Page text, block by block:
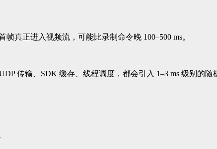
真正进入视频流，可能比录制命令晚 100–500 ms。
传输、SDK 缓存、线程调度，都会引入 1–3 ms 级别的随